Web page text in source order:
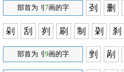
部首为刂 7画的字 刭 删
剁 刮 刿 刷 制 刴 刹
部首为刂 9画的字 剉 剐